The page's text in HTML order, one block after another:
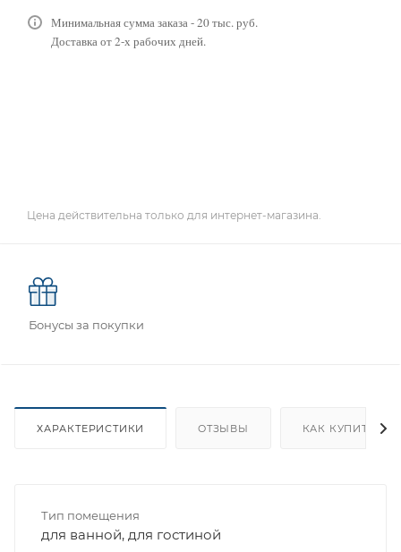
Минимальная сумма заказа - 20 тыс. руб.
Доставка от 2-х рабочих дней.
Цена действительна только для интернет-магазина.
Бонусы за покупки
ХАРАКТЕРИСТИКИ ОТЗЫВЫ КАК КУПИТЬ
Тип помещения
для ванной, для гостиной